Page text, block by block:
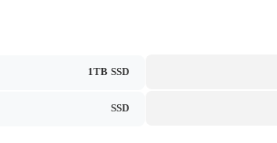
1TB SSD
SSD